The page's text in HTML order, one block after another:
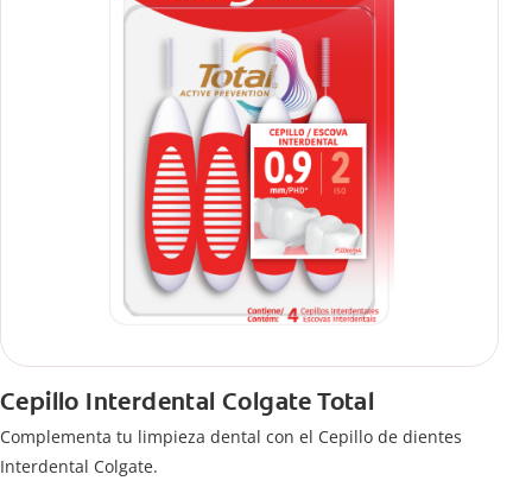
Cepillo Interdental Colgate Total
Complementa tu limpieza dental con el Cepillo de dientes
Interdental Colgate.